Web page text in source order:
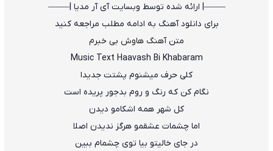
——–| ارائه شده توسط وبسایت آی آر مدیا |—–—
برای دانلود آهنگ به ادامه مطلب مراجعه کنید
متنآهنگ هاوش بی خبرم
Music Text Haavash Bi Khabaram
کلی حرف میشنوم پشتت جدیدا
نگام کن که رنگ و روم بدجور پریده است
کل شهر همه اشکامو دیدن
اما چشمات عشقمو هرگز ندیدن اصلا
در جای خالیتو بیا توی چشمام ببین